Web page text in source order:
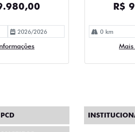
2026/2026
R$
0 km
Mais